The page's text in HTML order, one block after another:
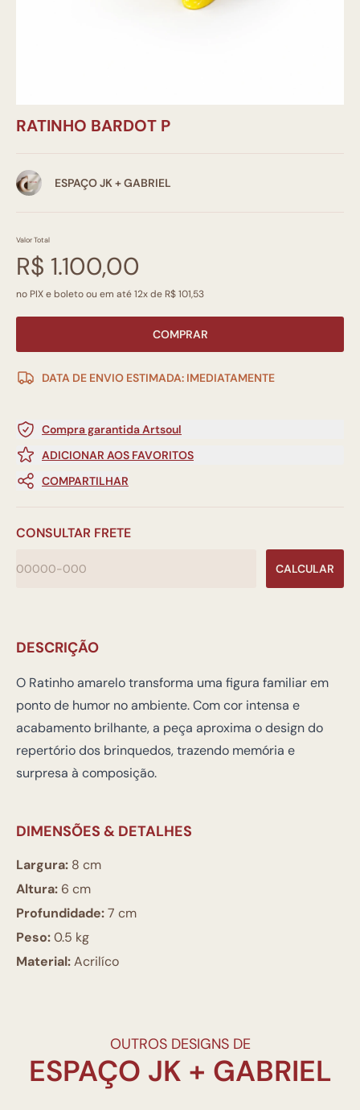
RATINHO BARDOT P
ESPAÇO JK + GABRIEL
Valor Total
R$ 1.100,00
no PIX e boleto ou em até 12x de R$ 101,53
COMPRAR
DATA DE ENVIO ESTIMADA: IMEDIATAMENTE
Compra garantida Artsoul
ADICIONAR AOS FAVORITOS
COMPARTILHAR
CONSULTAR FRETE
CALCULAR
DESCRIÇÃO
O Ratinho amarelo transforma uma figura familiar em
ponto de humor no ambiente. Com cor intensa e
acabamento brilhante, a peça aproxima o design do
repertório dos brinquedos, trazendo memória e
surpresa à composição.
DIMENSÕES & DETALHES
Largura: 8 cm
Altura: 6 cm
Profundidade:7 cm
Peso:0.5 kg
Material:Acrilíco
OUTROS DESIGNS DE